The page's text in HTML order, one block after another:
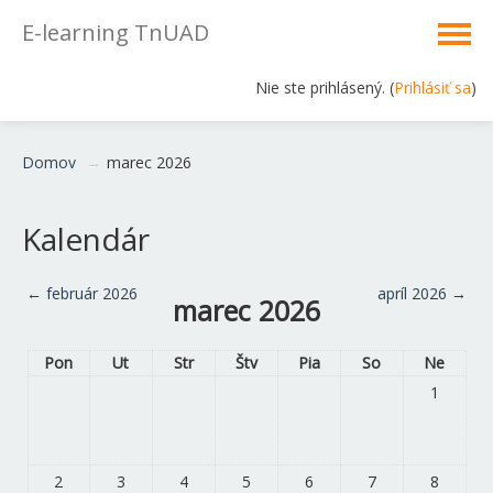
E-learning TnUAD
Nie ste prihlásený. (Prihlásiť sa)
Domov → marec 2026
Kalendár
← február 2026 marec 2026 apríl 2026 →
Pon Ut Str Štv Pia So
Ne
1
2 3 4 5 6 7 8